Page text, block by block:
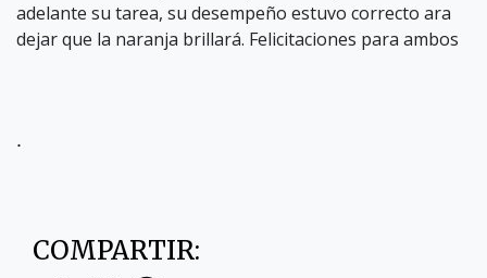
adelante su tarea, su desempeño estuvo correcto ara
dejar que la naranja brillará. Felicitaciones para ambos
.
COMPARTIR: